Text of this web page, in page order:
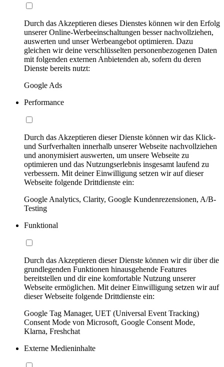
Durch das Akzeptieren dieses Dienstes können wir den Erfolg
unserer Online-Werbeeinschaltungen besser nachvollziehen,
auswerten und unser Werbeangebot optimieren. Dazu
gleichen wir deine verschlüsselten personenbezogenen Daten
mit folgenden externen Anbietenden ab, sofern du deren
Dienste bereits nutzt:
Google Ads
Performance
Durch das Akzeptieren dieser Dienste können wir das Klick-
und Surfverhalten innerhalb unserer Webseite nachvollziehen
und anonymisiert auswerten, um unsere Webseite zu
optimieren und das Nutzungserlebnis insgesamt laufend zu
verbessern. Mit deiner Einwilligung setzen wir auf dieser
Webseite folgende Drittdienste ein:
Google Analytics, Clarity, Google Kundenrezensionen, A/B-
Testing
Funktional
Durch das Akzeptieren dieser Dienste können wir dir über die
grundlegenden Funktionen hinausgehende Features
bereitstellen und dir eine komfortable Nutzung unserer
Webseite ermöglichen. Mit deiner Einwilligung setzen wir auf
dieser Webseite folgende Drittdienste ein:
Google Tag Manager, UET (Universal Event Tracking)
Consent Mode von Microsoft, Google Consent Mode,
Klarna, Freshchat
Externe Medieninhalte